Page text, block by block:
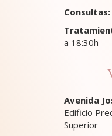
Consultas:
a 18:30h
Avenida
Edificio
Superior